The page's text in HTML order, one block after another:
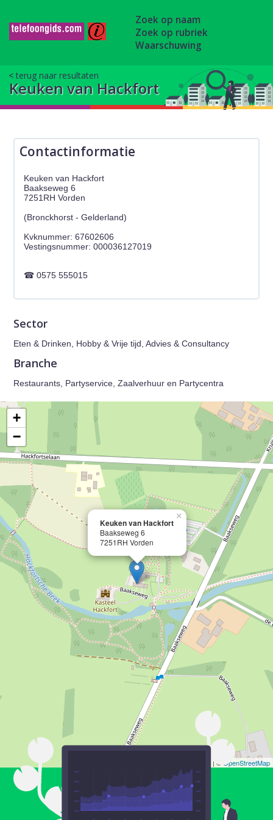
Zoek op naam
Zoek op rubriek
Waarschuwing
terug naar resultaten
Keuken van Hackfort
Contactinformatie
Keuken van Hackfort
Baakseweg 6
7251RH Vorden
(Bronckhorst - Gelderland)
Kvknummer: 67602606
0575 555015
Sector
Eten & Drinken, Hobby & Vrije tijd, Advies & Consultancy
Branche
Restaurants, Partyservice, Zaalverhuur en Partycentra
Keuken van Hackfort
Baakseweg 6
7251RH Vorden
×
+
−
| © OpenStreetMap